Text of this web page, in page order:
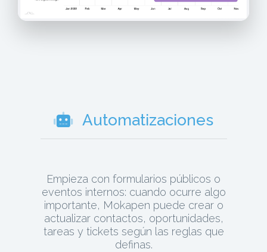
Automatizaciones
Empieza con formularios públicos o
eventos internos: cuando ocurre algo
importante, Mokapen puede crear o
actualizar contactos, oportunidades,
tareas y tickets según las reglas que
definas.